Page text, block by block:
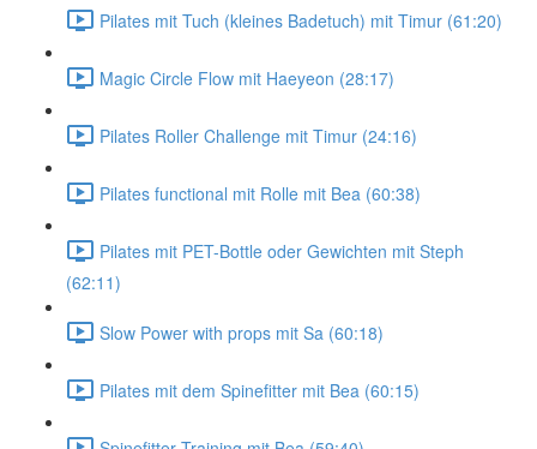
Pilates mit Tuch (kleines Badetuch) mit Timur (61:20)
Magic Circle Flow mit Haeyeon (28:17)
Pilates Roller Challenge mit Timur (24:16)
Pilates functional mit Rolle mit Bea (60:38)
Pilates mit PET-Bottle oder Gewichten mit Steph
(62:11)
Slow Power with props mit Sa (60:18)
Pilates mit dem Spinefitter mit Bea (60:15)